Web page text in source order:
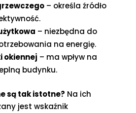
– określa źródło
– niezbędna do
na energię.
okiennej – ma wpływ na
budynku.
są tak istotne? Na ich
jest wskaźnik